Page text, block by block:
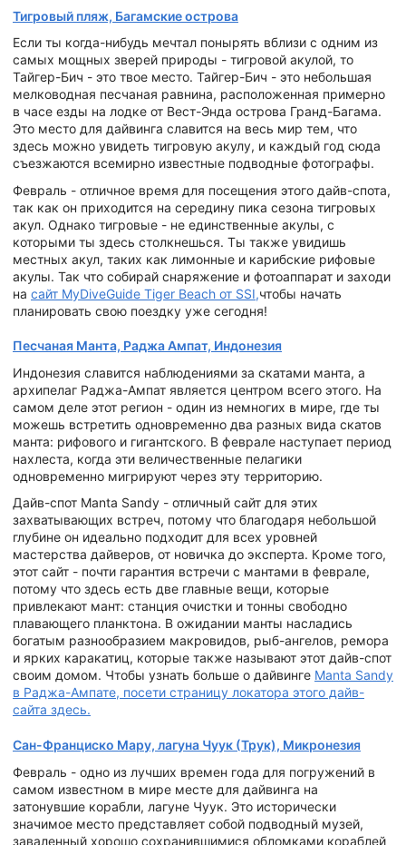
Тигровый пляж, Багамские острова
Если ты когда-нибудь мечтал понырять вблизи с одним из
самых мощных зверей природы - тигровой акулой, то
Тайгер-Бич - это твое место. Тайгер-Бич - это небольшая
мелководная песчаная равнина, расположенная примерно
в часе езды на лодке от Вест-Энда острова Гранд-Багама.
Это место для дайвинга славится на весь мир тем, что
здесь можно увидеть тигровую акулу, и каждый год сюда
съезжаются всемирно известные подводные фотографы.
Февраль - отличное время для посещения этого дайв-спота,
так как он приходится на середину пика сезона тигровых
акул. Однако тигровые - не единственные акулы, с
которыми ты здесь столкнешься. Ты также увидишь
местных акул, таких как лимонные и карибские рифовые
акулы. Так что собирай снаряжение и фотоаппарат и заходи
на сайт MyDiveGuide Tiger Beach от SSI,чтобы начать
планировать свою поездку уже сегодня!
Песчаная Манта, Раджа Ампат, Индонезия
Индонезия славится наблюдениями за скатами манта, а
архипелаг Раджа-Ампат является центром всего этого. На
самом деле этот регион - один из немногих в мире, где ты
можешь встретить одновременно два разных вида скатов
манта: рифового и гигантского. В феврале наступает период
нахлеста, когда эти величественные пелагики
одновременно мигрируют через эту территорию.
Дайв-спот Manta Sandy - отличный сайт для этих
захватывающих встреч, потому что благодаря небольшой
глубине он идеально подходит для всех уровней
мастерства дайверов, от новичка до эксперта. Кроме того,
этот сайт - почти гарантия встречи с мантами в феврале,
потому что здесь есть две главные вещи, которые
привлекают мант: станция очистки и тонны свободно
плавающего планктона. В ожидании манты насладись
богатым разнообразием макровидов, рыб-ангелов, ремора
и ярких каракатиц, которые также называют этот дайв-спот
своим домом. Чтобы узнать больше о дайвинге Manta Sandy
в Раджа-Ампате, посети страницу локатора этого дайв-
сайта здесь.
Сан-Франциско Мару, лагуна Чуук (Трук), Микронезия
Февраль - одно из лучших времен года для погружений в
самом известном в мире месте для дайвинга на
затонувшие корабли, лагуне Чуук. Это исторически
значимое место представляет собой подводный музей,
заваленный хорошо сохранившимися обломками кораблей